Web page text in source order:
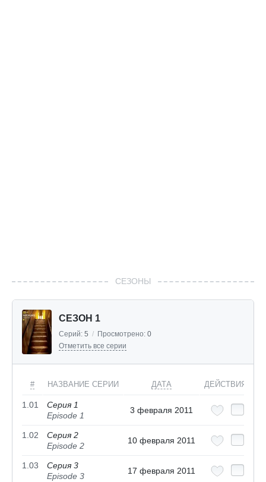
СЕЗОНЫ
СЕЗОН 1
Серий: 5 / Просмотрено: 0
Отметить все серии
# НАЗВАНИЕ СЕРИИ ДАТА ДЕЙСТВИЯ
1.01
Серия 1
Episode 1
3 февраля 2011
1.02
Серия 2
Episode 2
10 февраля 2011
1.03
Серия 3
Episode 3
17 февраля 2011